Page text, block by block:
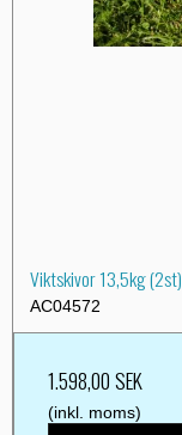
Viktskivor 13,5kg (2st)
AC04572
1.598,00 SEK
(inkl. moms)